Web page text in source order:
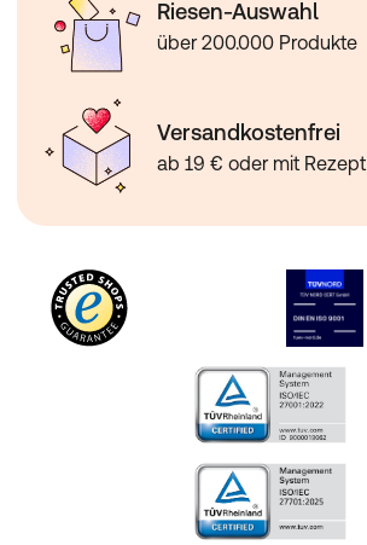
Riesen-Auswahl
über 200.000 Produkte
Versandkostenfrei
ab 19 € oder mit Rezept